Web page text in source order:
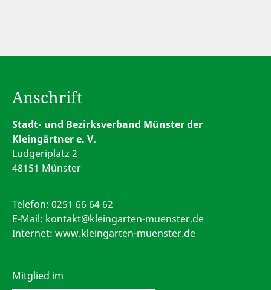
Anschrift
Stadt- und Bezirksverband Münster der
Kleingärtner e. V.
Ludgeriplatz 2
48151 Münster
Telefon: 0251 66 64 62
E-Mail: kontakt@kleingarten-muenster.de
Internet: www.kleingarten-muenster.de
Mitglied im